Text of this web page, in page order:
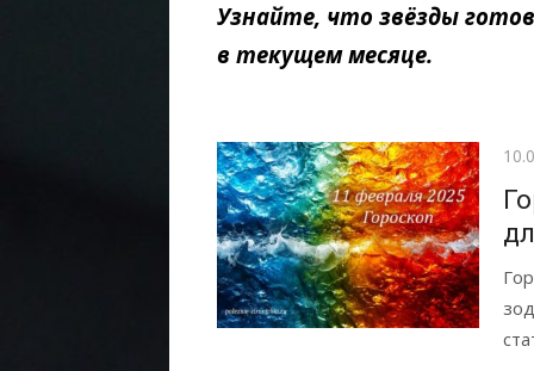
Узнайте, что звёзды
в текущем месяце.